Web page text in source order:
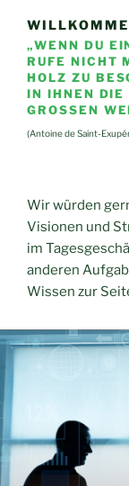
„WENN DU
RUFE NICHT
HOLZ ZU
IN IHNEN DIE
GROSSEN
(Antoine de Saint-
Wir würden
Visionen und
im
anderen
Wissen zur